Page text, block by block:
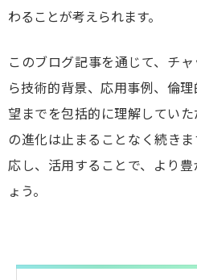
わることが考えられます。
このブログ記事を通じて、チ
ら技術的背景、応用事例、倫
望までを包括的に理解してい
の進化は止まることなく続き
応し、活用することで、より
ょう。